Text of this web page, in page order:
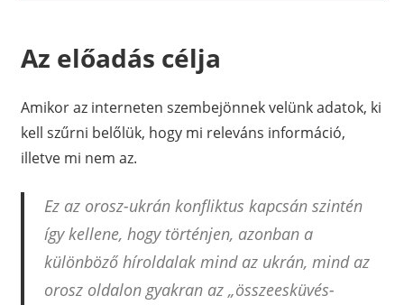
Az előadás célja
Amikor az interneten szembejönnek velünk adatok, ki
kell szűrni belőlük, hogy mi releváns információ,
illetve mi nem az.
Ez az orosz-ukrán konfliktus kapcsán szintén
így kellene, hogy történjen, azonban a
különböző híroldalak mind az ukrán, mind az
orosz oldalon gyakran az „összeesküvés-